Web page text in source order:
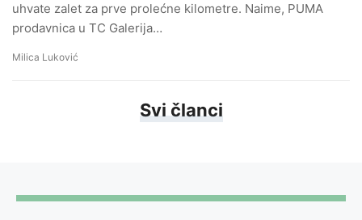
uhvate zalet za prve prolećne kilometre. Naime, PUMA
prodavnica u TC Galerija…
Milica Luković
Svi članci